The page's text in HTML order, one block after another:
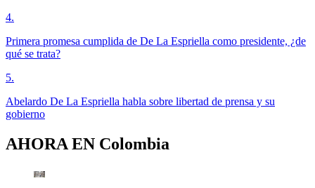
4.
Primera promesa cumplida de De La Espriella como presidente, ¿de
qué se trata?
5.
Abelardo De La Espriella habla sobre libertad de prensa y su
gobierno
AHORA EN Colombia